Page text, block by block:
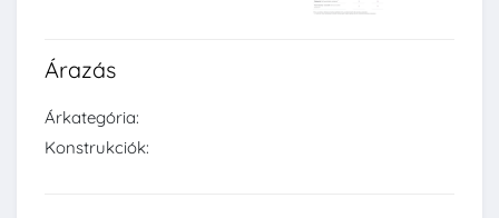
Árazás
Árkategória:
Konstrukciók: